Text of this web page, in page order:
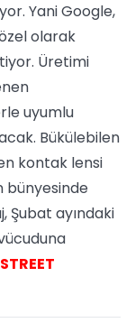
Yani Google,
olarak
Üretimi
uyumlu
Bükülebilen
kontak lensi
bünyesinde
Şubat ayındaki